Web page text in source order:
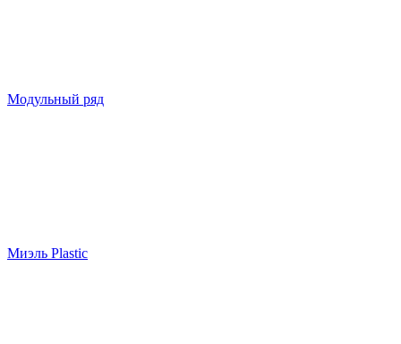
Модульный ряд
Миэль Plastic